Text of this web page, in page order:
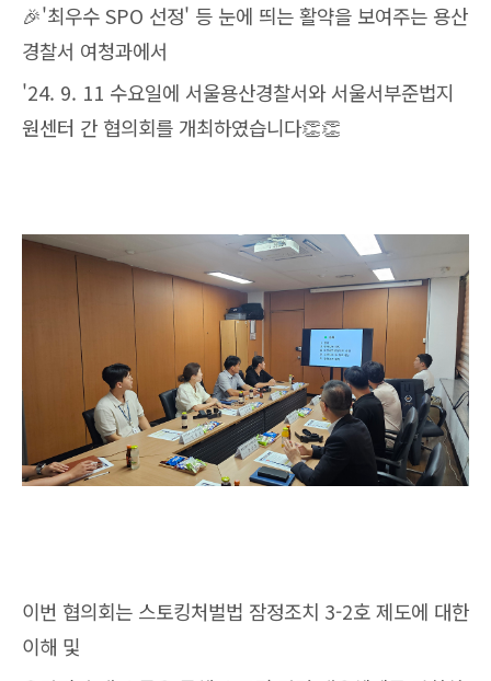
🎉'최우수 SPO 선정' 등 눈에 띄는 활약을 보여주는 용산
경찰서 여청과에서
'24. 9. 11 수요일에 서울용산경찰서와 서울서부준법지
원센터 간 협의회를 개최하였습니다👏👏
이번 협의회는 스토킹처벌법 잠정조치 3-2호 제도에 대한
이해 및